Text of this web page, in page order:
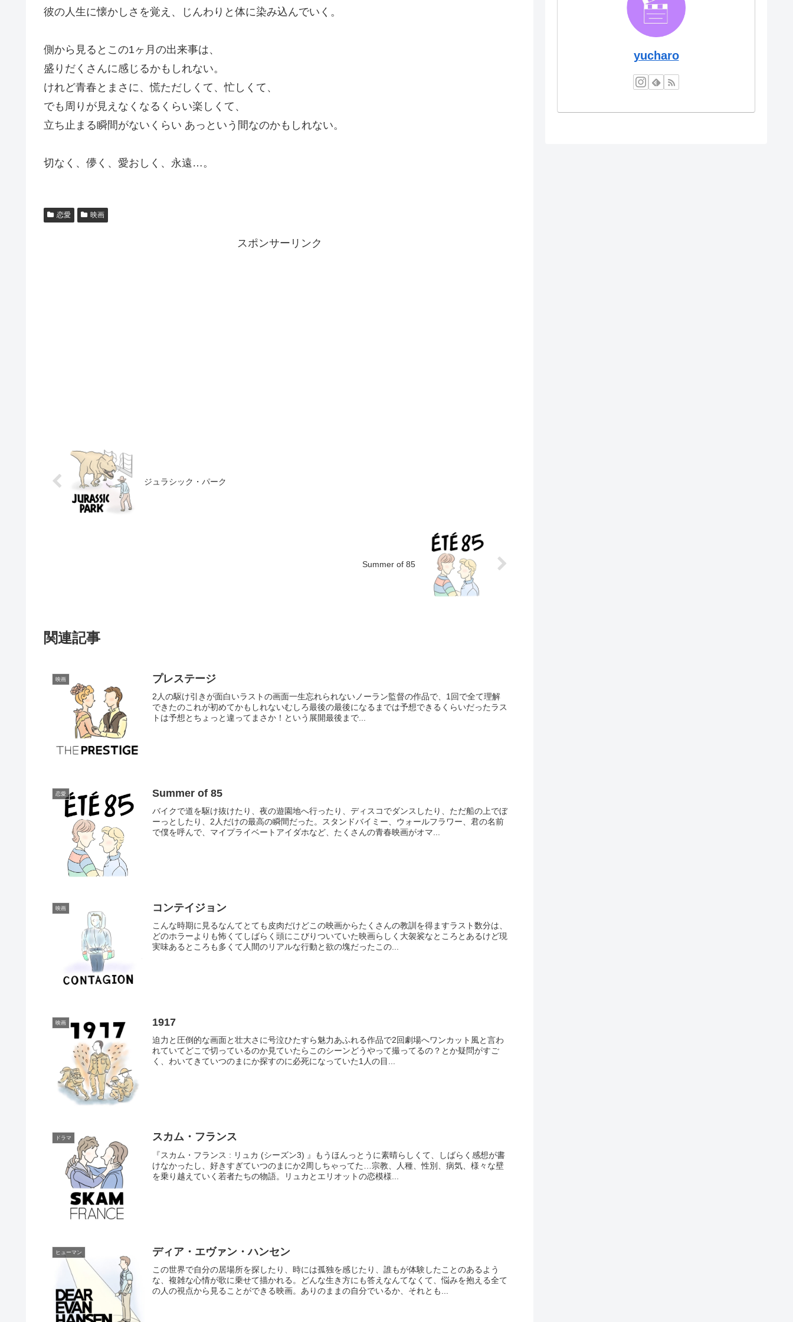
彼の人生に懐かしさを覚え、じんわりと体に染み込んでいく。
側から見るとこの1ヶ月の出来事は、
盛りだくさんに感じるかもしれない。
けれど青春とまさに、慌ただしくて、忙しくて、
でも周りが見えなくなるくらい楽しくて、
立ち止まる瞬間がないくらい あっという間なのかもしれない。
切なく、儚く、愛おしく、永遠…。
恋愛 映画
スポンサーリンク
ジュラシック・パーク
Summer of 85
関連記事
映画 プレステージ
2人の駆け引きが面白いラストの画面一生忘れられないノーラン監督の作品で、1回で全て理解
できたのこれが初めてかもしれないむしろ最後の最後になるまでは予想できるくらいだったラス
トは予想とちょっと違ってまさか！という展開最後まで...
恋愛 Summer of 85
バイクで道を駆け抜けたり、夜の遊園地へ行ったり、ディスコでダンスしたり、ただ船の上でぼ
ーっとしたり、2人だけの最高の瞬間だった。スタンドバイミー、ウォールフラワー、君の名前
で僕を呼んで、マイプライベートアイダホなど、たくさんの青春映画がオマ...
映画 コンテイジョン
こんな時期に見るなんてとても皮肉だけどこの映画からたくさんの教訓を得ますラスト数分は、
どのホラーよりも怖くてしばらく頭にこびりついていた映画らしく大袈裟なところとあるけど現
実味あるところも多くて人間のリアルな行動と欲の塊だったこの...
映画 1917
迫力と圧倒的な画面と壮大さに号泣ひたすら魅力あふれる作品で2回劇場へワンカット風と言わ
れていてどこで切っているのか見ていたらこのシーンどうやって撮ってるの？とか疑問がすご
く、わいてきていつのまにか探すのに必死になっていた1人の目...
ドラマ スカム・フランス
『スカム・フランス : リュカ (シーズン3) 』もうほんっとうに素晴らしくて、しばらく感想が書
けなかったし、好きすぎていつのまにか2周しちゃってた…宗教、人種、性別、病気、様々な壁
を乗り越えていく若者たちの物語。リュカとエリオットの恋模様...
ヒューマン ディア・エヴァン・ハンセン
この世界で自分の居場所を探したり、時には孤独を感じたり、誰もが体験したことのあるよう
な、複雑な心情が歌に乗せて描かれる。どんな生き方にも答えなんてなくて、悩みを抱える全て
の人の視点から見ることができる映画。ありのままの自分でいるか、それとも...
yucharo